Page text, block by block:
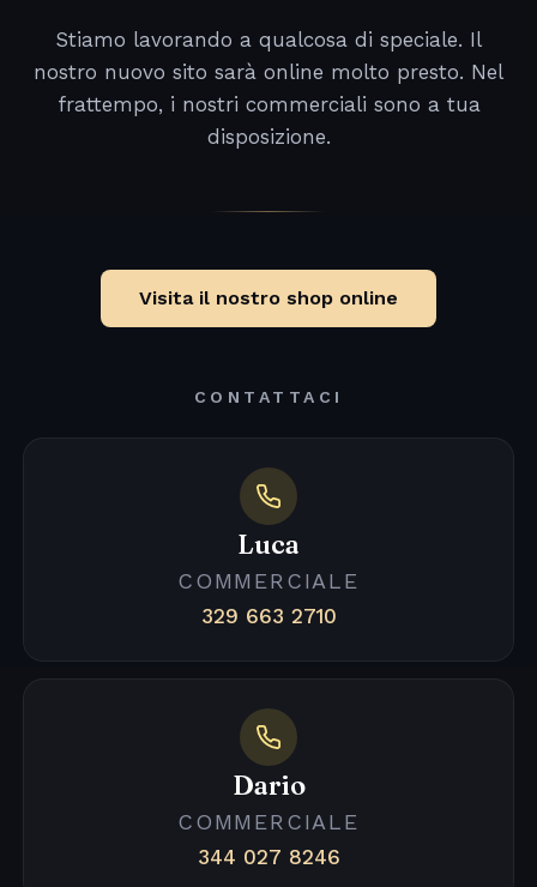
Stiamo lavorando a qualcosa di speciale. Il
nostro nuovo sito sarà online molto presto. Nel
frattempo, i nostri commerciali sono a tua
disposizione.
Visita il nostro shop online
CONTATTACI
Luca
COMMERCIALE
329 663 2710
Dario
COMMERCIALE
344 027 8246